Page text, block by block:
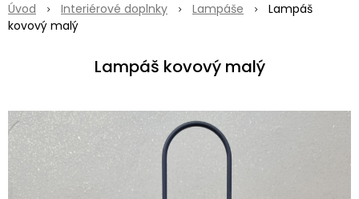
Úvod Interiérové doplnky Lampáše
Lampáš
kovový malý
Lampáš kovový malý